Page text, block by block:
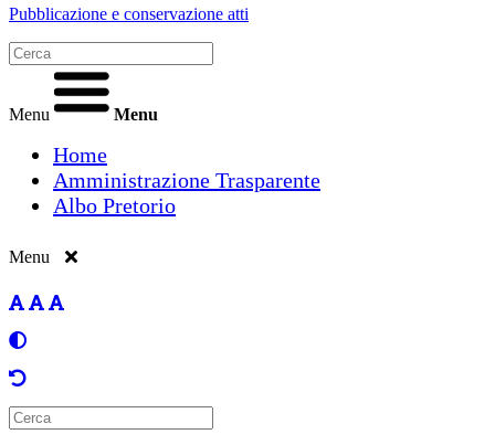
Pubblicazione e conservazione atti
Menu Menu
Home
Amministrazione Trasparente
Albo Pretorio
Menu